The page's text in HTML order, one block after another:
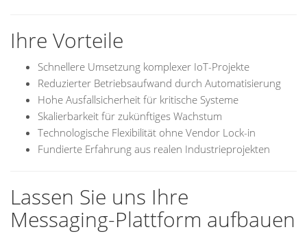
Ihre Vorteile
Schnellere Umsetzung komplexer IoT-Projekte
Reduzierter Betriebsaufwand durch Automatisierung
Hohe Ausfallsicherheit für kritische Systeme
Skalierbarkeit für zukünftiges Wachstum
Technologische Flexibilität ohne Vendor Lock-in
Fundierte Erfahrung aus realen Industrieprojekten
Lassen Sie uns Ihre
Messaging-Plattform aufbauen